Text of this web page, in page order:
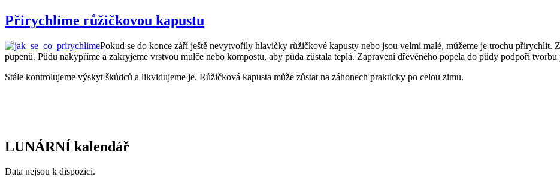
Přirychlíme růžičkovou kapustu
Pokud se do konce září ještě nevytvořily hlavičky růžičkové kapusty nebo jsou velmi malé, můžeme je trochu přirychlit.
pupenů. Půdu nakypříme a zakryjeme vrstvou mulče nebo kompostu, aby půda zůstala teplá. Zapravení dřevěného popela do půdy podpoří
Stále kontrolujeme výskyt škůdců a likvidujeme je. Růžičková kapusta může zůstat na záhonech prakticky po celou zimu.
LUNÁRNÍ kalendář
Data nejsou k dispozici.